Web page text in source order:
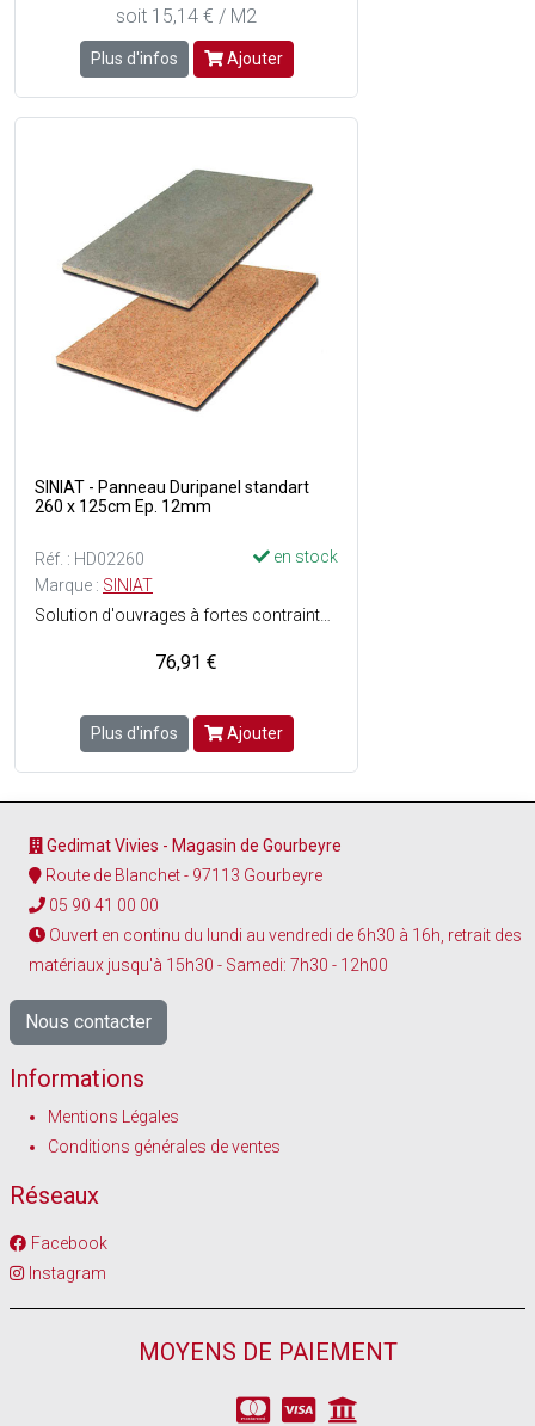
soit 15,14 € / M2
Plus d'infos Ajouter
SINIAT - Panneau Duripanel standart
260 x 125cm Ep. 12mm
Réf. : HD02260
en stock
Marque : SINIAT
76,91 €
Plus d'infos Ajouter
Gedimat Vivies - Magasin de Gourbeyre
Route de Blanchet - 97113 Gourbeyre
05 90 41 00 00
Ouvert en continu du lundi au vendredi de 6h30 à 16h, retrait des
matériaux jusqu'à 15h30 - Samedi: 7h30 - 12h00
Nous contacter
Informations
Mentions Légales
Conditions générales de ventes
Réseaux
Facebook
Instagram
MOYENS DE PAIEMENT